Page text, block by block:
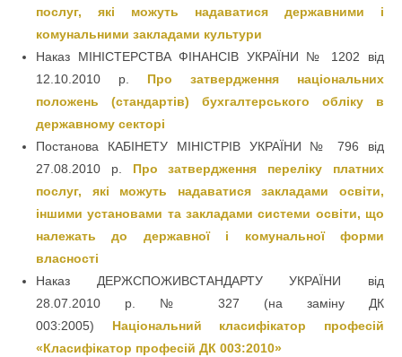
послуг, які можуть надаватися державними і
комунальними закладами культури
Наказ МІНІСТЕРСТВА ФІНАНСІВ УКРАЇНИ № 1202 від
12.10.2010 р. Про затвердження національних
положень (стандартів) бухгалтерського обліку в
державному секторі
Постанова КАБІНЕТУ МІНІСТРІВ УКРАЇНИ № 796 від
27.08.2010 р. Про затвердження переліку платних
послуг, які можуть надаватися закладами освіти,
іншими установами та закладами системи освіти, що
належать до державної і комунальної форми
власності
Наказ ДЕРЖСПОЖИВСТАНДАРТУ УКРАЇНИ від
28.07.2010 р. № 327 (на заміну ДК
003:2005) Національний класифікатор професій
«Класифікатор професій ДК 003:2010»